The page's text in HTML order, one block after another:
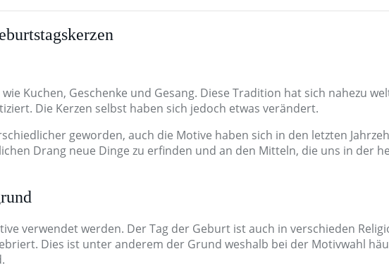
Kuchen, Geschenke und Gesang. Diese Tradition hat sich nahezu
Die Kerzen selbst haben sich jedoch etwas verändert.
geworden, auch die Motive haben sich in den letzten
Drang neue Dinge zu erfinden und an den Mitteln, die uns in der
verwendet werden. Der Tag der Geburt ist auch in verschieden
Dies ist unter anderem der Grund weshalb bei der Motivwahl